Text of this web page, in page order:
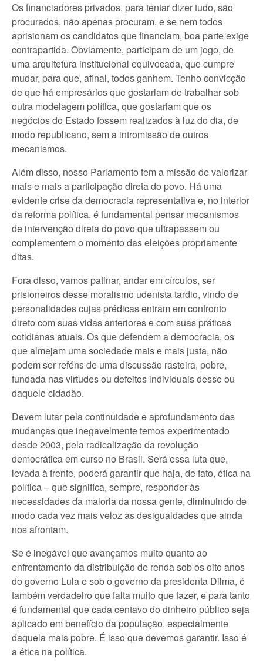
Os financiadores privados, para tentar dizer tudo, são
procurados, não apenas procuram, e se nem todos
aprisionam os candidatos que financiam, boa parte exige
contrapartida. Obviamente, participam de um jogo, de
uma arquitetura institucional equivocada, que cumpre
mudar, para que, afinal, todos ganhem. Tenho convicção
de que há empresários que gostariam de trabalhar sob
outra modelagem política, que gostariam que os
negócios do Estado fossem realizados à luz do dia, de
modo republicano, sem a intromissão de outros
mecanismos.
Além disso, nosso Parlamento tem a missão de valorizar
mais e mais a participação direta do povo. Há uma
evidente crise da democracia representativa e, no interior
da reforma política, é fundamental pensar mecanismos
de intervenção direta do povo que ultrapassem ou
complementem o momento das eleições propriamente
ditas.
Fora disso, vamos patinar, andar em círculos, ser
prisioneiros desse moralismo udenista tardio, vindo de
personalidades cujas prédicas entram em confronto
direto com suas vidas anteriores e com suas práticas
cotidianas atuais. Os que defendem a democracia, os
que almejam uma sociedade mais e mais justa, não
podem ser reféns de uma discussão rasteira, pobre,
fundada nas virtudes ou defeitos individuais desse ou
daquele cidadão.
Devem lutar pela continuidade e aprofundamento das
mudanças que inegavelmente temos experimentado
desde 2003, pela radicalização da revolução
democrática em curso no Brasil. Será essa luta que,
levada à frente, poderá garantir que haja, de fato, ética na
política – que significa, sempre, responder às
necessidades da maioria da nossa gente, diminuindo de
modo cada vez mais veloz as desigualdades que ainda
nos afrontam.
Se é inegável que avançamos muito quanto ao
enfrentamento da distribuição de renda sob os oito anos
do governo Lula e sob o governo da presidenta Dilma, é
também verdadeiro que falta muito que fazer, e para tanto
é fundamental que cada centavo do dinheiro público seja
aplicado em benefício da população, especialmente
daquela mais pobre. É isso que devemos garantir. Isso é
a ética na política.